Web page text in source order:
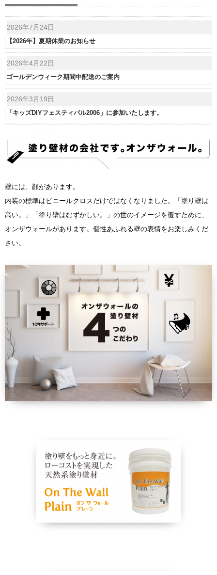
2026年7月24日
【2026年】夏期休業のお知らせ
2026年4月22日
ゴールデンウィーク期間中配送のご案内
2026年3月19日
「キッズDIYフェスティバル2006」に参加いたします。
壁には、顔があります。
内装の標準はビニールクロスだけではなくなりました。「塗り壁は
高い。」「塗り壁はむずかしい。」の世のイメージを覆すために、
オンザウォールがあります。個性あふれる壁の表情をお楽しみくだ
さい。